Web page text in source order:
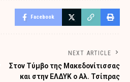
Facebook
NEXT ARTICLE
Στον Τύμβο της Μακεδονίτισσας
και στην ΕΛΔΥΚ ο Αλ. Τσίπρας